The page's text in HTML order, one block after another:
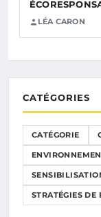
LÉA CARON
CATÉGORIES
CATÉGORIE
STRATÉGIES DE